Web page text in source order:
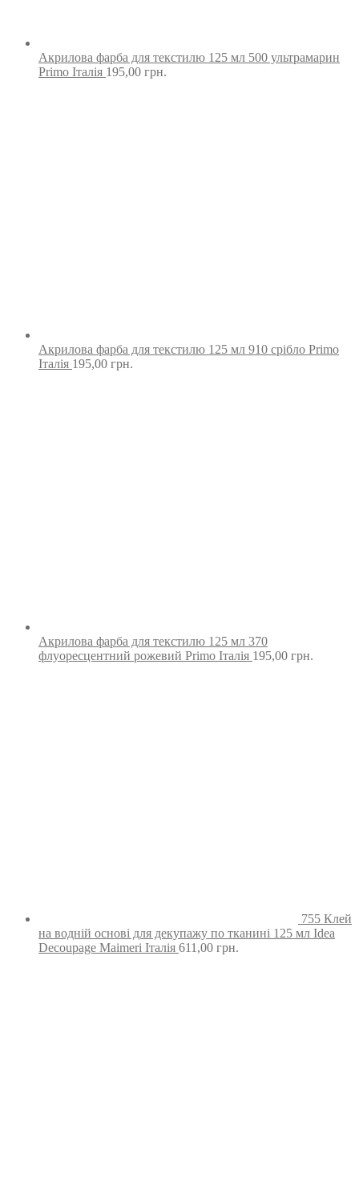
Акрилова фарба для текстилю 125 мл 500 ультрамарин
Primo Італія 195,00 грн.
Акрилова фарба для текстилю 125 мл 910 срібло Primo
Італія 195,00 грн.
Акрилова фарба для текстилю 125 мл 370
флуоресцентний рожевий Primo Італія 195,00 грн.
755 Клей
на водній основі для декупажу по тканині 125 мл Idea
Decoupage Maimeri Італія 611,00 грн.